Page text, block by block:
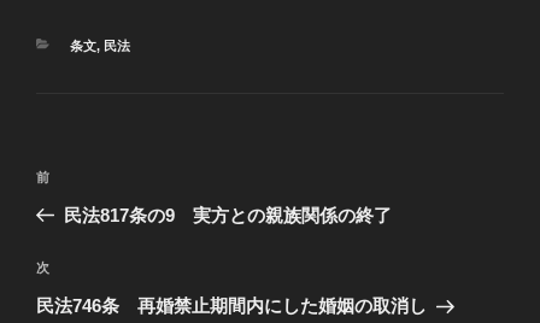
カ
条文, 民法
投
ビ
ゲ
過
去
投
稿
前
民法817条の9 実方との親族関係の終了
次
の
次
民法746条 再婚禁止期間内にした婚姻の取消し